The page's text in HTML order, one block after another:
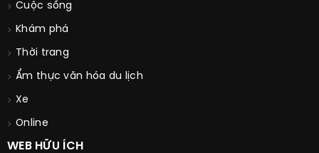
Cuộc sống
Khám phá
Thời trang
Ẩm thực văn hóa du lịch
Xe
Online
WEB HỮU ÍCH